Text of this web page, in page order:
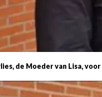
de Moeder van Lisa, voor